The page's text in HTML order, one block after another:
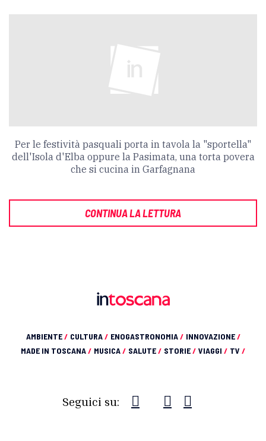
Per le festività pasquali porta in tavola la "sportella"
dell'Isola d'Elba oppure la Pasimata, una torta povera
che si cucina in Garfagnana
CONTINUA LA LETTURA
AMBIENTE/ CULTURA/ ENOGASTRONOMIA/ INNOVAZIONE/
MADE IN TOSCANA/ MUSICA/ SALUTE/ STORIE/ VIAGGI / TV /
Seguici su: